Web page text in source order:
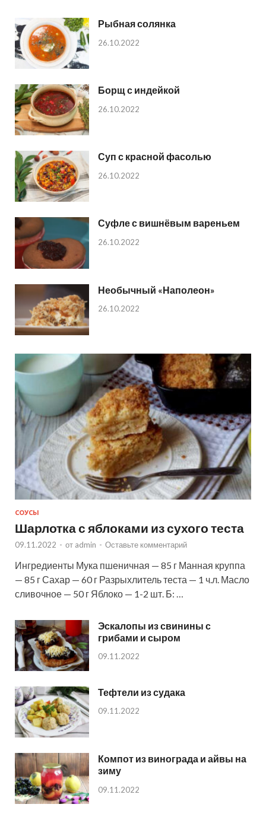
Рыбная солянка
26.10.2022
Борщ с индейкой
26.10.2022
Суп с красной фасолью
26.10.2022
Суфле с вишнёвым вареньем
26.10.2022
Необычный «Наполеон»
26.10.2022
СОУСЫ
Шарлотка с яблоками из сухого теста
09.11.2022 - от admin - Оставьте комментарий
Ингредиенты Мука пшеничная — 85 г Манная круппа
— 85 г Сахар — 60 г Разрыхлитель теста — 1 ч.л. Масло
сливочное — 50 г Яблоко — 1-2 шт. Б: …
Эскалопы из свинины с
грибами и сыром
09.11.2022
Тефтели из судака
09.11.2022
Компот из винограда и айвы на
зиму
09.11.2022